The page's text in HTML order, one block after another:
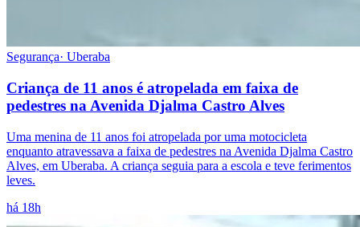
Segurança· Uberaba
Criança de 11 anos é atropelada em faixa de
pedestres na Avenida Djalma Castro Alves
Uma menina de 11 anos foi atropelada por uma motocicleta
enquanto atravessava a faixa de pedestres na Avenida Djalma Castro
Alves, em Uberaba. A criança seguia para a escola e teve ferimentos
leves.
há 18h